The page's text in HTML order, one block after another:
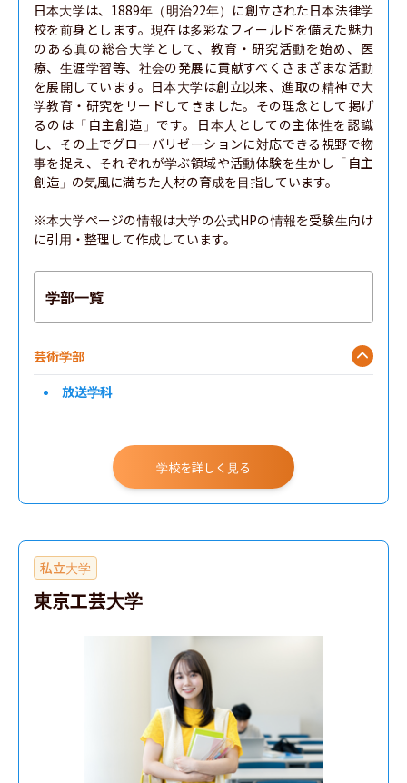
日本大学は、1889年（明治22年）に創立された日本法律学
校を前身とします。現在は多彩なフィールドを備えた魅力
のある真の総合大学として、教育・研究活動を始め、医
療、生涯学習等、社会の発展に貢献すべくさまざまな活動
を展開しています。日本大学は創立以来、進取の精神で大
学教育・研究をリードしてきました。その理念として掲げ
るのは「自主創造」です。日本人としての主体性を認識
し、その上でグローバリゼーションに対応できる視野で物
事を捉え、それぞれが学ぶ領域や活動体験を生かし「自主
創造」の気風に満ちた人材の育成を目指しています。
※本大学ページの情報は大学の公式HPの情報を受験生向け
に引用・整理して作成しています。
学部一覧
芸術学部
放送学科
学校を詳しく見る
私立大学
東京工芸大学